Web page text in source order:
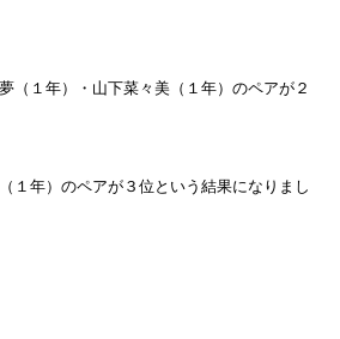
（１年）・山下菜々美（１年）のペアが２
１年）のペアが３位という結果になりまし